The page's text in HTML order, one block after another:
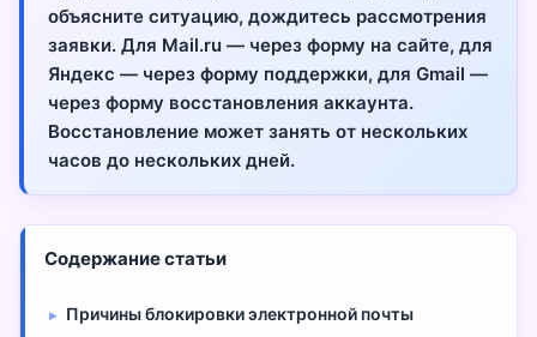
объясните ситуацию, дождитесь рассмотрения
заявки. Для Mail.ru — через форму на сайте, для
Яндекс — через форму поддержки, для Gmail —
через форму восстановления аккаунта.
Восстановление может занять от нескольких
часов до нескольких дней.
Содержание статьи
Причины блокировки электронной почты